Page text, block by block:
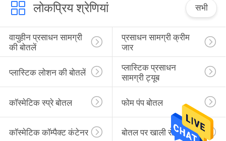
लोकप्रिय श्रेणियां सभी
वायुहीन प्रसाधन सामग्री
की बोतलें
प्रसाधन सामग्री क्रीम
जार
प्लास्टिक लोशन की बोतलें
प्लास्टिक प्रसाधन
सामग्री ट्यूब
कॉस्मेटिक स्प्रे बोतल फोम पंप बोतल
कॉस्मेटिक कॉम्पैक्ट कंटेनर बोतल पर खाली रोल